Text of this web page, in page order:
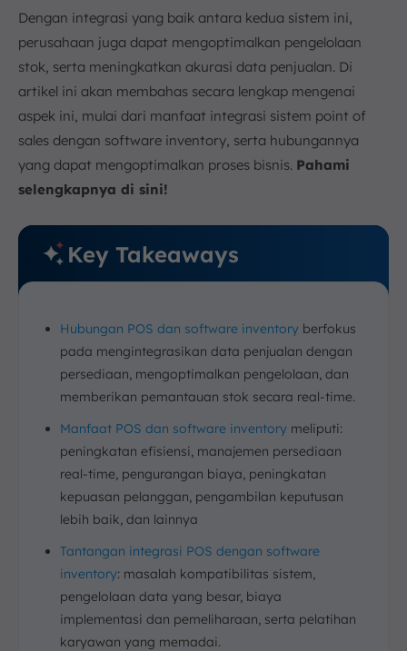
1. Scanner Barcode
2. Perangkat Keras Pembayaran
3. Aplikasi POS
4. Sistem Akuntansi
Contoh Penerapan Integrasi Sistem POS dan
Software Inventory di Bisnis
Integrasi Seamless All-in-One menggunakan
Software Inventory ScaleOcean
Kesimpulan
FAQ:
Dengan integrasi yang baik antara kedua sistem ini,
perusahaan juga dapat mengoptimalkan pengelolaan
stok, serta meningkatkan akurasi data penjualan. Di
artikel ini akan membahas secara lengkap mengenai
aspek ini, mulai dari manfaat integrasi sistem point of
sales dengan software inventory, serta hubungannya
yang dapat mengoptimalkan proses bisnis. Pahami
selengkapnya di sini!
Key Takeaways
Hubungan POS dan software inventory berfokus
pada mengintegrasikan data penjualan dengan
persediaan, mengoptimalkan pengelolaan, dan
memberikan pemantauan stok secara real-time.
Manfaat POS dan software inventory meliputi:
peningkatan efisiensi, manajemen persediaan
real-time, pengurangan biaya, peningkatan
kepuasan pelanggan, pengambilan keputusan
lebih baik, dan lainnya
Tantangan integrasi POS dengan software
inventory: masalah kompatibilitas sistem,
pengelolaan data yang besar, biaya
implementasi dan pemeliharaan, serta pelatihan
karyawan yang memadai.